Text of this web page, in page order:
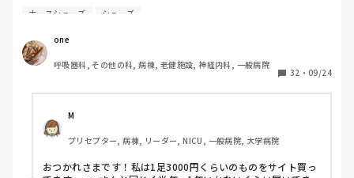
自費購入するナースシューズ(職場で使用してる靴)っていく
わたしの職場の指定は「白のスニーカー」。
すぐに汚くなるので1,500円は絶対に超えたくない思いがあ
半年〜1年未満で交換しています。
職場の人が「ナースシューズに3000円以上は出せない」っ
て言ってて、わたしの倍額は出せるのか！とびっくりしたの
で、世の皆さんはどうなのかなと…🤔
ナースシューズ シューズ
one
呼吸器科, その他の科, 病棟, 老健施設, 神経内科, 一般病院
32 ・ 09/24
M
プリセプター, 病棟, リーダー, NICU, 一般病院, 大学病院
おつかれさまです！私は1足3000円くらいのものをサイト買っ